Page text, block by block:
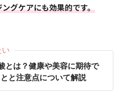
グケアにも効果的です。
い
とは？健康や美容に期待で
と注意点について解説